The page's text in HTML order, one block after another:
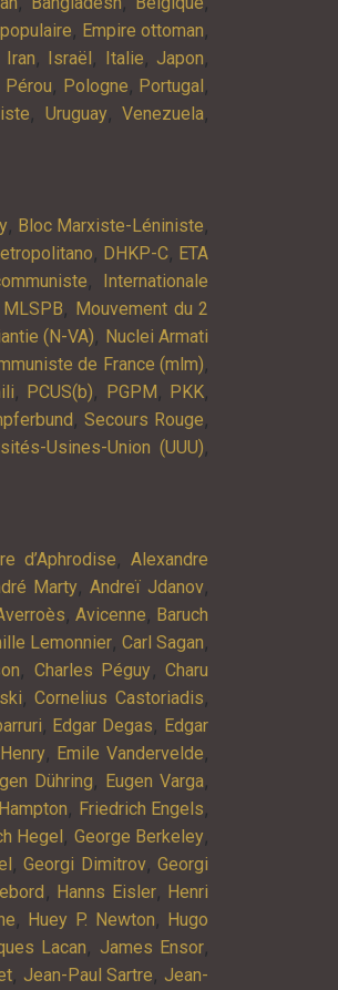
, Empire ottoman,
Iran, Israël , Italie, Japon,
Pérou, Pologne, Portugal ,
, Uruguay,Venezuela,
, Bloc Marxiste-Léniniste,
, DHKP-C, ETA
,
Internationale
MLSPB, Mouvement du 2
(N-VA), Nuclei Armati
de France (mlm),
, PCUS(b), PGPM , PKK,
, Secours Rouge,
Usines-Union (UUU),
d’Aphrodise,Alexandre
Marty,Andreï Jdanov,
, Avicenne, Baruch
Lemonnier, Carl Sagan,
, Charles Péguy ,Charu
,Cornelius Castoriadis,
, Edgar Degas, Edgar
, Emile Vandervelde,
Dühring, Eugen Varga,
, Friedrich Engels,
Hegel , George Berkeley,
,Georgi Dimitrov,Georgi
, Hanns Eisler, Henri
, Huey P. Newton, Hugo
Lacan, James Ensor,
, Jean-Paul Sartre, Jean-